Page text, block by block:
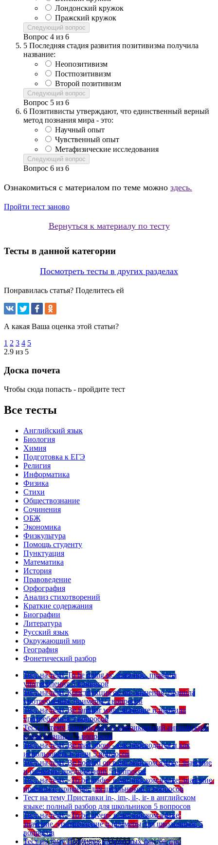
Лондонский кружок
Пражский кружок
Следующий вопрос
Вопрос 4 из 6
5 Последняя стадия развития позитивизма получила
название:
Неопозитивизм
Постпозитивизм
Второй позитивизм
Следующий вопрос
Вопрос 5 из 6
6 Позитивисты утверждают, что единственный верный
метод познания мира - это:
Научный опыт
Чувственный опыт
Метафизические исследования
Следующий вопрос
Вопрос 6 из 6
Ознакомиться с материалом по теме можно здесь.
Пройти тест заново
Вернуться к материалу по тесту
Тесты в данной категории
Посмотреть тесты в других разделах
Понравилась статья? Поделитесь ей
А какая Ваша оценка этой статьи?
1 2 3 4 5
2.9 из 5
Доска почета
Чтобы сюда попасть - пройдите тест
Все тесты
Английский язык
Биология
Химия
Подготовка к ЕГЭ
Религия
Информатика
Физика
Стихи
Обществознание
Сочинения
ОБЖ
Экономика
Физкультура
Помощь студенту
Пунктуация
Математика
История
Правоведение
Орфография
Анализ стихотворений
Краткие содержания
Биографии
Литература
Русский язык
Окружающий мир
География
Фонетический разбор
Тест на тему To be going to: значение, правила
употребления 5 вопросов
Тест на тему Конструкция go on: значения, правила
употребления, примеры 5 вопросов
Тест на тему Be familiar with: значение и правила
употребления 5 вопросов
Тест на тему Британский vs американский английский:
в чем разница? 5 вопросов
Тест на тему Be mad about - как переводится и как
использовать в речи 5 вопросов
Тест на тему Be hooked on в английском языке: значение
и примеры предложений 5 вопросов
Тест на тему «To be made» в английском языке: значение,
правила и примеры для школьников 5 вопросов
Тест на тему Приставки in-, im-, il-, ir- в английском
языке: полный разбор для школьников 5 вопросов
Тест на тему «To be given» в английском языке:
значение, употребление и примеры для школьников 5
вопросов
Тест на тему Подборка интересных фактов про